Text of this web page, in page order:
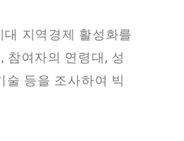
지역경제 활성화를
참여자의 연령대, 성
술 등을 조사하여 빅